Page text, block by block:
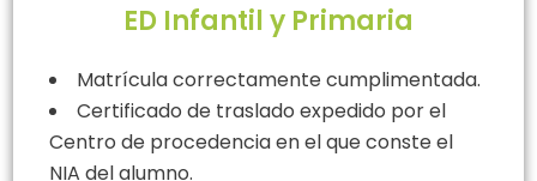
ED Infantil y Primaria
Matrícula correctamente cumplimentada.
Certificado de traslado expedido por el
Centro de procedencia en el que conste el
NIA del alumno.